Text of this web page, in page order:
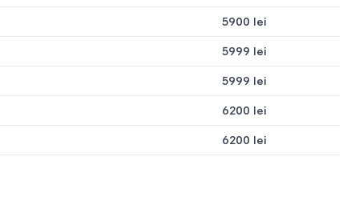
Ușor
până la 6 ari
5900 lei
5999 lei
5999 lei
6200 lei
6200 lei